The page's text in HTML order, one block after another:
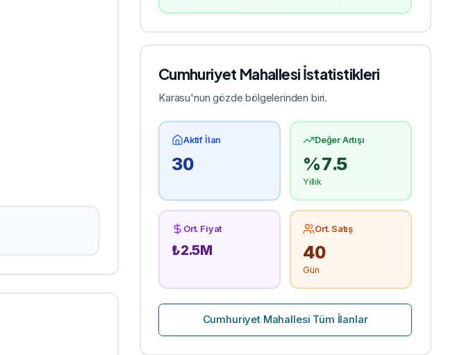
Cumhuriyet Mahallesi İstatistikleri
Karasu'nun gözde bölgelerinden biri.
Aktif İlan
30
Değer Artışı
%7.5
Yıllık
Ort. Fiyat
₺2.5M
Ort. Satış
40
Gün
CumhuriyetMahallesi Tüm İlanlar